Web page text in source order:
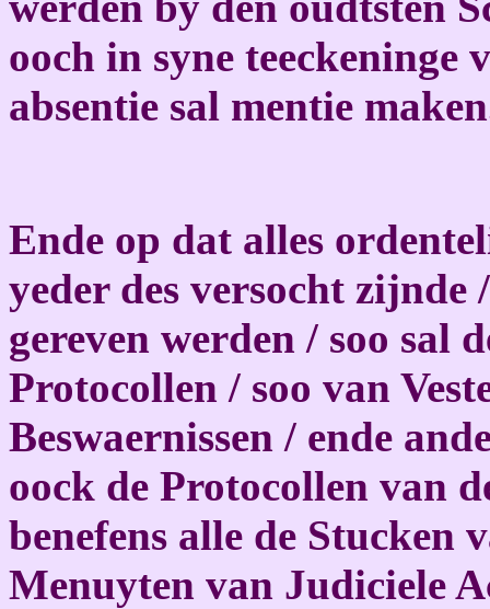
ooch in syne teeckeninge
absentie sal mentie
Ende op dat alles
yeder des versocht zijnde
gereven werden / soo sal
Protocollen / soo van
Beswaernissen / ende
oock de Protocollen van
benefens alle de Stucken
Menuyten van Judiciele